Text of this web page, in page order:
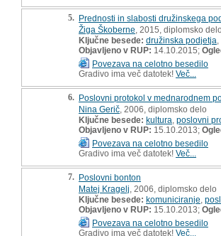
5. Prednosti in slabosti družinskega
Žiga Škoberne , 2015, diplomsko delo
Ključne besede: družinska podjetja
Objavljeno v RUP: 14.10.2015;
Povezava na celotno besedilo
Gradivo ima več datotek! Več...
6. Poslovni protokol v mednarodnem
Nina Gerič , 2006, diplomsko delo
Ključne besede: kultura poslovni
Objavljeno v RUP: 15.10.2013;
Povezava na celotno besedilo
Gradivo ima več datotek! Več...
7. Poslovni bonton
Matej Kragelj , 2006, diplomsko delo
Ključne besede: komuniciranje
Objavljeno v RUP: 15.10.2013;
Povezava na celotno besedilo
Gradivo ima več datotek! Več...